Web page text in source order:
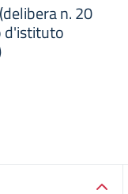
n. 20
d'istituto